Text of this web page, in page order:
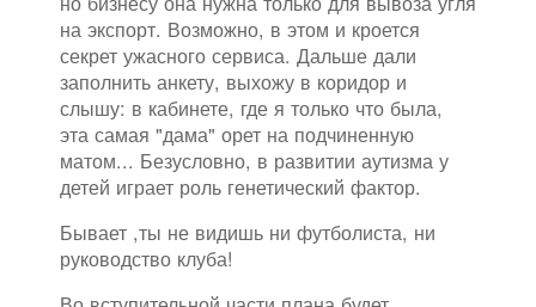
на экспорт. Возможно, в этом и кроется
секрет ужасного сервиса. Дальше дали
заполнить анкету, выхожу в коридор и
слышу: в кабинете, где я только что была,
эта самая "дама" орет на подчиненную
матом... Безусловно, в развитии аутизма у
детей играет роль генетический фактор.
Бывает ,ты не видишь ни футболиста, ни
руководство клуба!